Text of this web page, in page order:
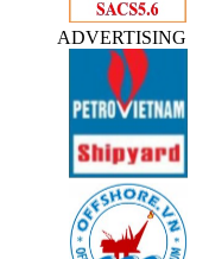
ADVERTISING